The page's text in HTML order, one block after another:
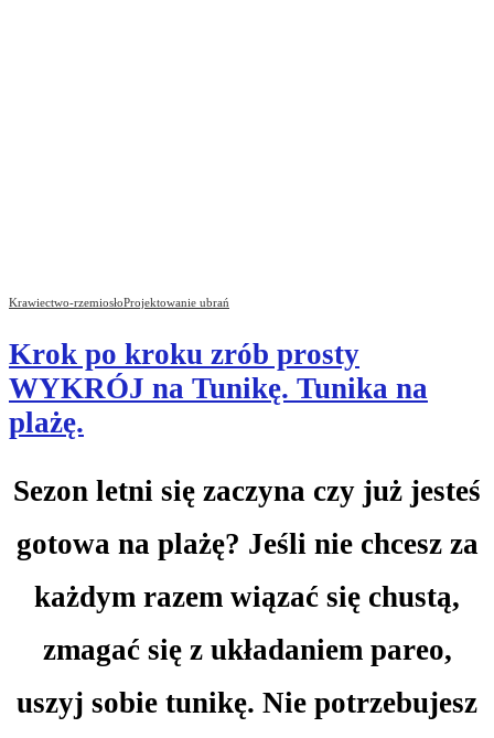
Krawiectwo-rzemiosłoProjektowanie ubrań
Krok po kroku zrób prosty
WYKRÓJ na Tunikę. Tunika na
plażę.
Sezon letni się zaczyna czy już jesteś
gotowa na plażę? Jeśli nie chcesz za
każdym razem wiązać się chustą,
zmagać się z układaniem pareo,
uszyj sobie tunikę. Nie potrzebujesz